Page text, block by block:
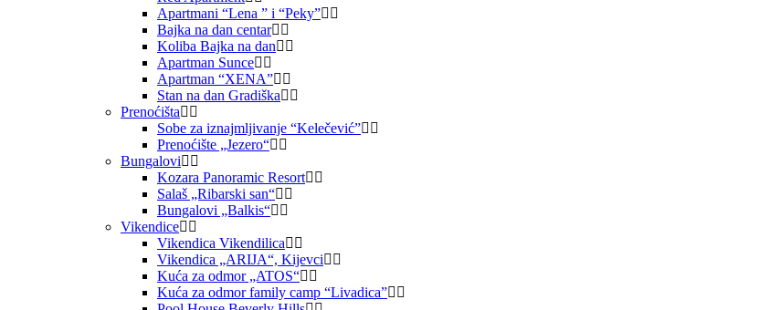
Apartmani “Lena ” i “Peky”
Bajka na dan centar
Koliba Bajka na dan
Apartman Sunce
Apartman “XENA”
Stan na dan Gradiška
Prenoćišta
Sobe za iznajmljivanje “Kelečević”
Prenoćište „Jezero“
Bungalovi
Kozara Panoramic Resort
Salaš „Ribarski san“
Bungalovi „Balkis“
Vikendice
Vikendica Vikendilica
Vikendica „ARIJA“, Kijevci
Kuća za odmor „ATOS“
Kuća za odmor family camp “Livadica”